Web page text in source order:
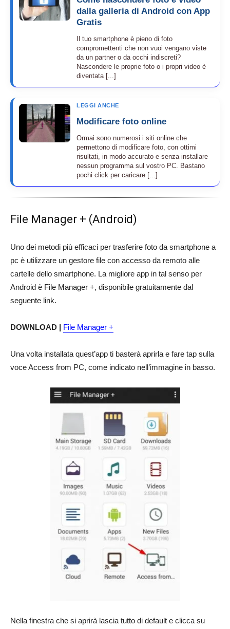
dalla galleria di Android con App
Gratis
Il tuo smartphone è pieno di foto
compromettenti che non vuoi vengano viste
da un partner o da occhi indiscreti?
Nascondere le proprie foto o i propri video è
diventata [...]
LEGGI ANCHE
Modificare foto online
Ormai sono numerosi i siti online che
permettono di modificare foto, con ottimi
risultati, in modo accurato e senza installare
nessun programma sul vostro PC. Bastano
pochi click per caricare [...]
File Manager + (Android)
Uno dei metodi più efficaci per trasferire foto da smartphone a
pc è utilizzare un gestore file con accesso da remoto alle
cartelle dello smartphone. La migliore app in tal senso per
Android è File Manager +, disponibile gratuitamente dal
seguente link.
DOWNLOAD | File Manager +
Una volta installata quest’app ti basterà aprirla e fare tap sulla
voce Access from PC, come indicato nell’immagine in basso.
Nella finestra che si aprirà lascia tutto di default e clicca su